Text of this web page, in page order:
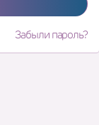
Забыли пароль?